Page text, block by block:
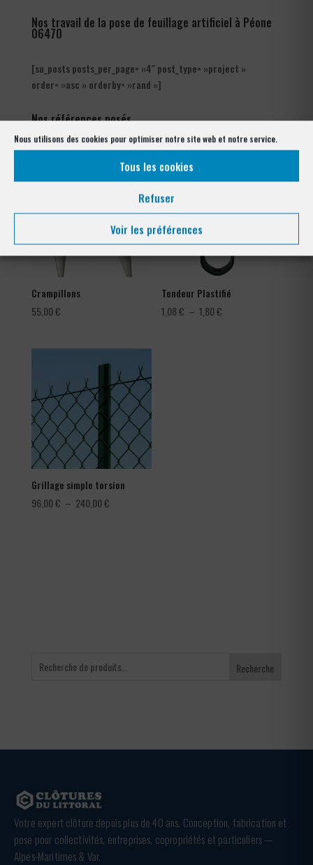
Nous utilisons des cookies pour optimiser notre site web et notre service.
Tous les cookies
Refuser
Voir les préférences
Nos travail de la pose de feuillage artificiel à Péone
06470
[su_posts posts_per_page= »4″ post_type= »project »
order= »asc » orderby= »rand »]
Nos références posés
Crampillons
55,00€
Tendeur Plastifié
1,08€ – 1,80€
Grillage simple torsion
96,00€ – 240,00€Plage
Recherche
Votre expert clôture depuis plus de 40 ans. Conception, fabrication et
pose pour collectivités, entreprises, copropriétés et particuliers —
Alpes-Maritimes & Var.